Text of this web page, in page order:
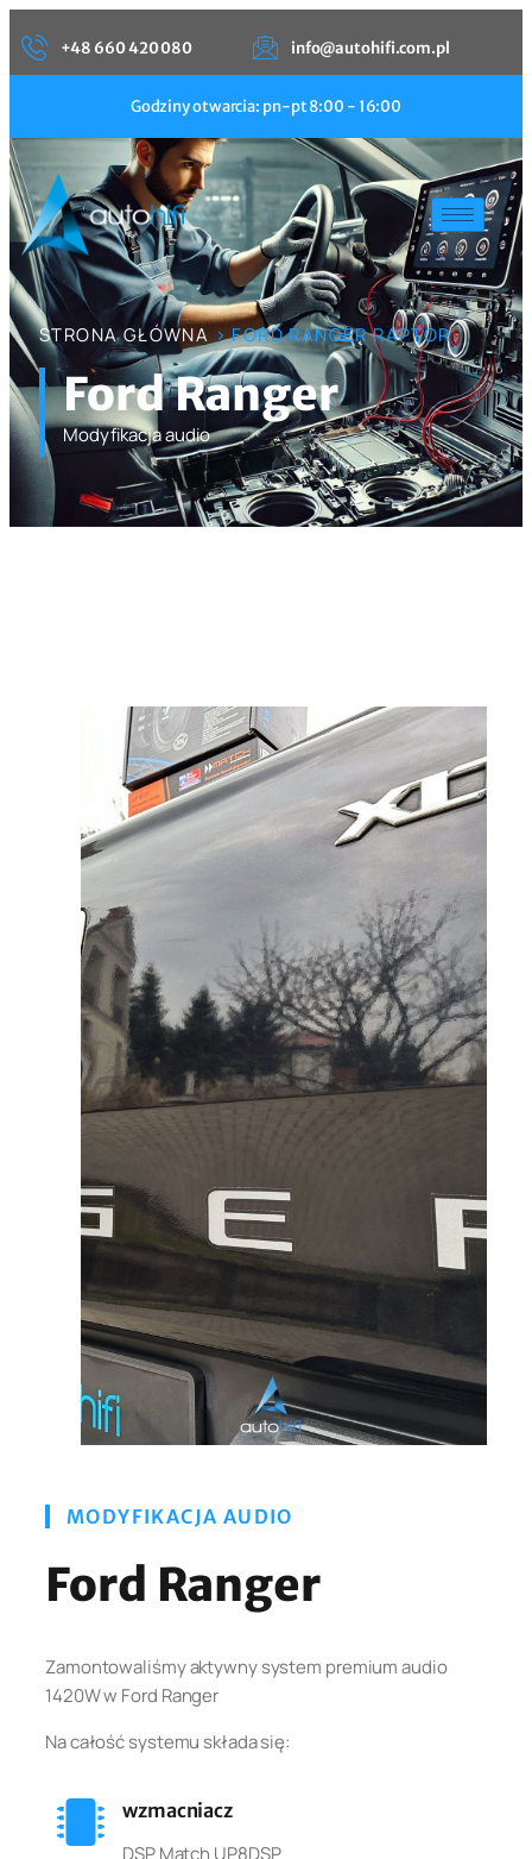
+48 660 420 080 info@autohifi.com.pl
Godziny otwarcia: pn-pt 8:00 - 16:00
STRONA GŁÓWNA > FORD RANGER RAPTOR
Ford Ranger
Modyfikacja audio
MODYFIKACJA AUDIO
Ford Ranger
Zamontowaliśmy aktywny system premium audio
1420W w Ford Ranger
Na całość systemu składa się:
wzmacniacz